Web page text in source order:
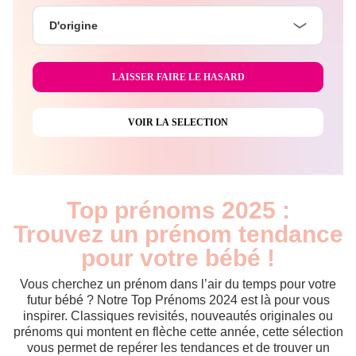
D'origine
Top prénoms 2025 :
Trouvez un prénom tendance
pour votre bébé !
Vous cherchez un prénom dans l’air du temps pour votre
futur bébé ? Notre Top Prénoms 2024 est là pour vous
inspirer. Classiques revisités, nouveautés originales ou
prénoms qui montent en flèche cette année, cette sélection
vous permet de repérer les tendances et de trouver un